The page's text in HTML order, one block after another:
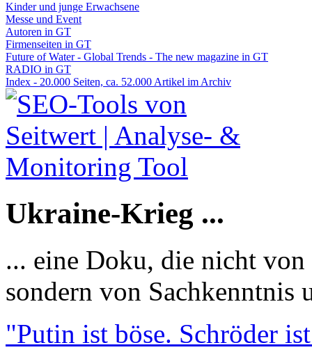
Kinder und junge Erwachsene
Messe und Event
Autoren in GT
Firmenseiten in GT
Future of Water - Global Trends - The new magazine in GT
RADIO in GT
Index - 20.000 Seiten, ca. 52.000 Artikel im Archiv
Ukraine-Krieg ...
... eine Doku, die nicht
sondern von Sachkenntnis
"Putin ist böse. Schröder